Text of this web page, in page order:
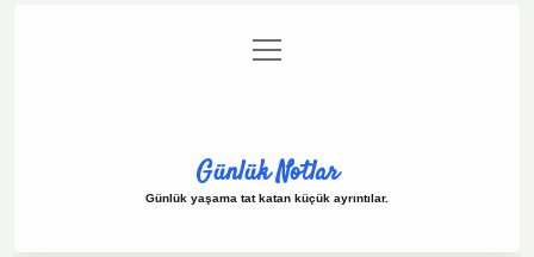
Gizlilik Politikası
menüyü
aç
Günlük Notlar
Günlük yaşama tat katan küçük ayrıntılar.